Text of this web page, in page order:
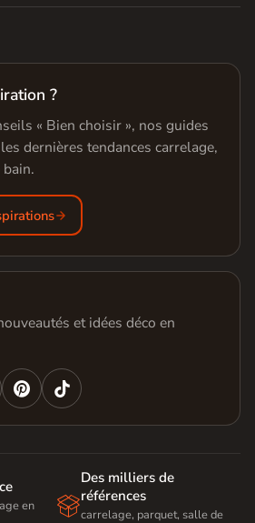
?
« Bien choisir », nos guides
dernières tendances carrelage,
et idées déco en

en

Des milliers de
références
carrelage, parquet, salle de